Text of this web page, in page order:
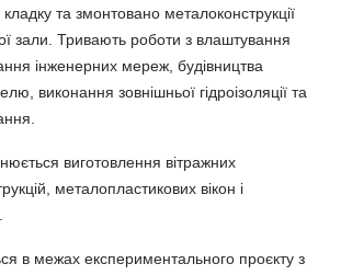
та змонтовано металоконструкції
зали. Тривають роботи з влаштування
інженерних мереж, будівництва
виконання зовнішньої гідроізоляції та
виготовлення вітражних
металопластикових вікон і
в межах експериментального проєкту з